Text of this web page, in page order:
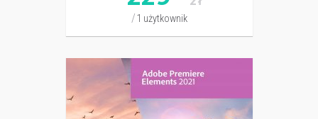
1 użytkownik